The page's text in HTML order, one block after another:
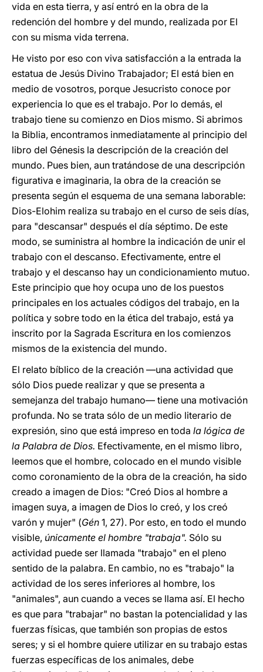
vida en esta tierra, y así entró en la obra de la
redención del hombre y del mundo, realizada por El
con su misma vida terrena.
He visto por eso con viva satisfacción a la entrada la
estatua de Jesús Divino Trabajador; El está bien en
medio de vosotros, porque Jesucristo conoce por
experiencia lo que es el trabajo. Por lo demás, el
trabajo tiene su comienzo en Dios mismo. Si abrimos
la Biblia, encontramos inmediatamente al principio del
libro del Génesis la descripción de la creación del
mundo. Pues bien, aun tratándose de una descripción
figurativa e imaginaria, la obra de la creación se
presenta según el esquema de una semana laborable:
Dios-Elohim realiza su trabajo en el curso de seis días,
para "descansar" después el día séptimo. De este
modo, se suministra al hombre la indicación de unir el
trabajo con el descanso. Efectivamente, entre el
trabajo y el descanso hay un condicionamiento mutuo.
Este principio que hoy ocupa uno de los puestos
principales en los actuales códigos del trabajo, en la
política y sobre todo en la ética del trabajo, está ya
inscrito por la Sagrada Escritura en los comienzos
mismos de la existencia del mundo.
El relato bíblico de la creación —una actividad que
sólo Dios puede realizar y que se presenta a
semejanza del trabajo humano— tiene una motivación
profunda. No se trata sólo de un medio literario de
expresión, sino que está impreso en toda la lógica de
la Palabra de Dios. Efectivamente, en el mismo libro,
leemos que el hombre, colocado en el mundo visible
como coronamiento de la obra de la creación, ha sido
creado a imagen de Dios: "Creó Dios al hombre a
imagen suya, a imagen de Dios lo creó, y los creó
varón y mujer" (Gén 1, 27). Por esto, en todo el mundo
visible, únicamente el hombre "trabaja". Sólo su
actividad puede ser llamada "trabajo" en el pleno
sentido de la palabra. En cambio, no es "trabajo" la
actividad de los seres inferiores al hombre, los
"animales", aun cuando a veces se llama así. El hecho
es que para "trabajar" no bastan la potencialidad y las
fuerzas físicas, que también son propias de estos
seres; y si el hombre quiere utilizar en su trabajo estas
fuerzas específicas de los animales, debe